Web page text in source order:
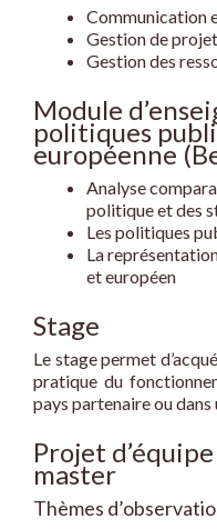
Communication
Gestion de
Gestion des
Module
politiques
européenne
Analyse
politique et des
Les politiques
La
et européen
Stage
Le stage permet
pratique du
pays partenaire ou
Projet
master
Thèmes